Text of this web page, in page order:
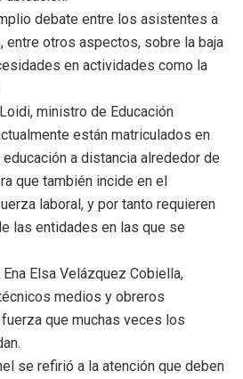
debate entre los asistentes a
entre otros aspectos, sobre la baja
en actividades como la
ministro de Educación
están matriculados en
a distancia alrededor de
que también incide en el
laboral, y por tanto requieren
las entidades en las que se
Elsa Velázquez Cobiella,
medios y obreros
que muchas veces los
se refirió a la atención que deben